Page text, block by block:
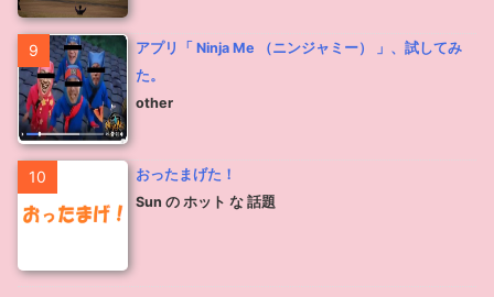
9
アプリ「 Ninja Me （ニンジャミー） 」、試してみ
た。
other
10
おったまげた！
Sun の ホット な 話題